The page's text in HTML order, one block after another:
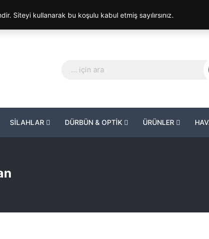
SİLAHLAR DÜRBÜN & OPTİK ÜRÜNLER
Siteyi kullanarak bu koşulu kabul etmiş sayılırsınız.